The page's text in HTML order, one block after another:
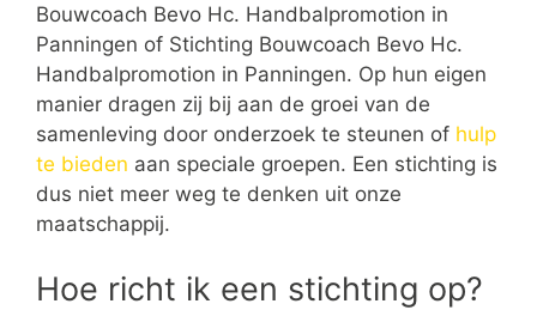
Bouwcoach Bevo Hc. Handbalpromotion in
Panningen of Stichting Bouwcoach Bevo Hc.
Handbalpromotion in Panningen. Op hun eigen
manier dragen zij bij aan de groei van de
samenleving door onderzoek te steunen of hulp
te bieden aan speciale groepen. Een stichting is
dus niet meer weg te denken uit onze
maatschappij.
Hoe richt ik een stichting op?